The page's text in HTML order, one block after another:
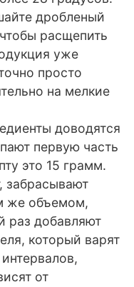
дробленый
расщепить
уже
просто
на мелкие
доводятся
первую часть
это 15 грамм.
забрасывают
же объемом,
раз добавляют
который варят
от